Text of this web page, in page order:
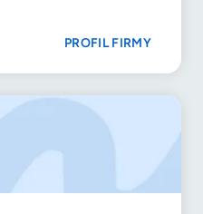
PROFIL FIRMY